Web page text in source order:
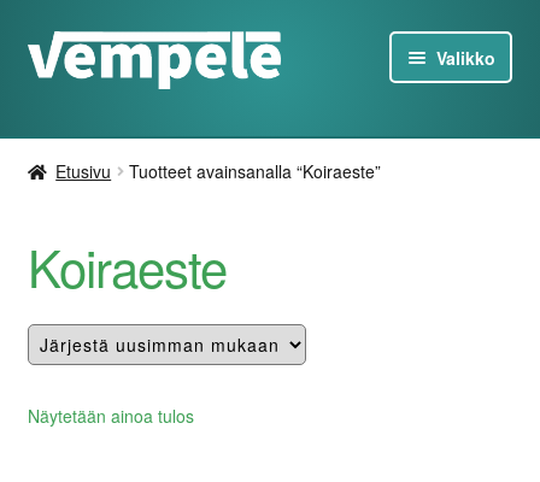
Siirry
navigointiin
Siirry
sisältöön
Valikko
Tarjoukset
Tietoa
Etusivu Tuotteet avainsanalla “Koiraeste”
Koiraeste
Näytetään ainoa tulos